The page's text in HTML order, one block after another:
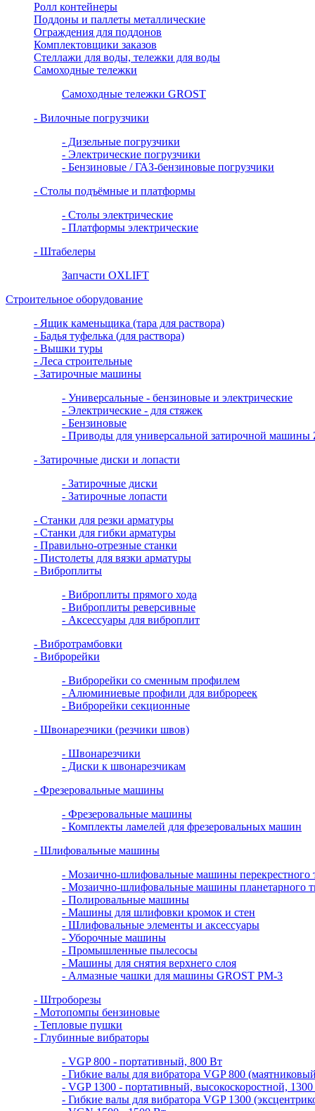
Ролл контейнеры
Поддоны и паллеты металлические
Ограждения для поддонов
Комплектовщики заказов
Стеллажи для воды, тележки для воды
Самоходные тележки
Самоходные тележки GROST
- Вилочные погрузчики
- Дизельные погрузчики
- Электрические погрузчики
- Бензиновые / ГАЗ-бензиновые погрузчики
- Столы подъёмные и платформы
- Столы электрические
- Платформы электрические
- Штабелеры
Запчасти OXLIFT
Строительное оборудование
- Ящик каменьщика (тара для раствора)
- Бадья туфелька (для раствора)
- Вышки туры
- Леса строительные
- Затирочные машины
- Универсальные - бензиновые и электрические
- Электрические - для стяжек
- Бензиновые
- Приводы для универсальной затирочной машины
- Затирочные диски и лопасти
- Затирочные диски
- Затирочные лопасти
- Станки для резки арматуры
- Станки для гибки арматуры
- Правильно-отрезные станки
- Пистолеты для вязки арматуры
- Виброплиты
- Виброплиты прямого хода
- Виброплиты реверсивные
- Аксессуары для виброплит
- Вибротрамбовки
- Виброрейки
- Виброрейки со сменным профилем
- Алюминиевые профили для виброреек
- Виброрейки секционные
- Швонарезчики (резчики швов)
- Швонарезчики
- Диски к швонарезчикам
- Фрезеровальные машины
- Фрезеровальные машины
- Комплекты ламелей для фрезеровальных машин
- Шлифовальные машины
- Мозаично-шлифовальные машины перекрестного
- Мозаично-шлифовальные машины планетарного
- Полировальные машины
- Машины для шлифовки кромок и стен
- Шлифовальные элементы и аксессуары
- Уборочные машины
- Промышленные пылесосы
- Машины для снятия верхнего слоя
- Алмазные чашки для машины GROST PM-3
- Штроборезы
- Мотопомпы бензиновые
- Тепловые пушки
- Глубинные вибраторы
- VGP 800 - портативный, 800 Вт
- Гибкие валы для вибратора VGP 800
- VGP 1300 - портативный, высокоскоростной,
- Гибкие валы для вибратора VGP 1300